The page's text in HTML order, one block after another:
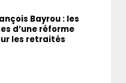
Bayrou : les
d’une réforme
les retraités